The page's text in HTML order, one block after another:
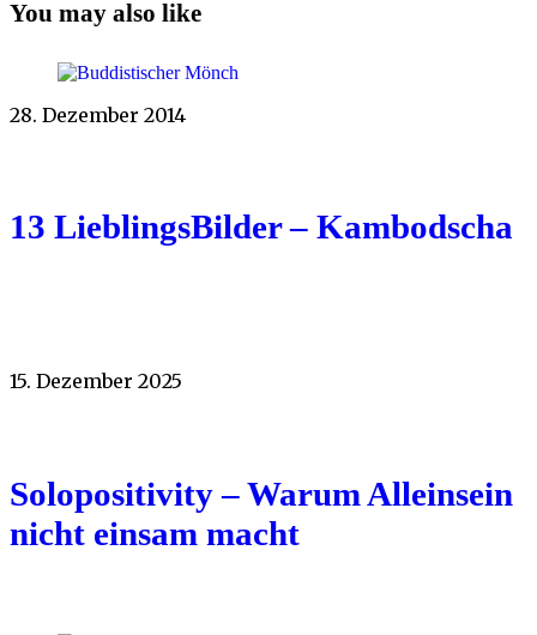
You may also like
28. Dezember 2014
13 LieblingsBilder – Kambodscha
15. Dezember 2025
Solopositivity – Warum Alleinsein
nicht einsam macht